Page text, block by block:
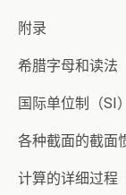
附录
希腊字母和读法
国际单位制（SI
各种截面的截面
计算的详细过程